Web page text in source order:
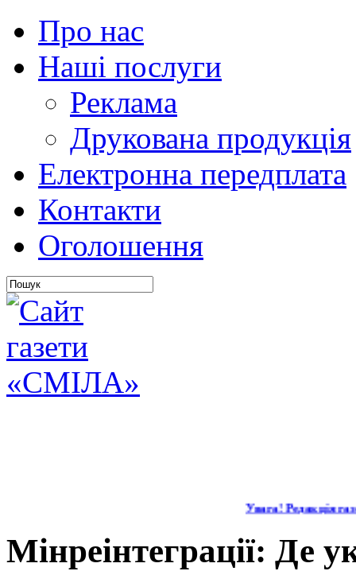
Про нас
Наші послуги
Реклама
Друкована продукція
Електронна передплата
Контакти
Оголошення
Увага! Редакція
Мінреінтеграції: Де